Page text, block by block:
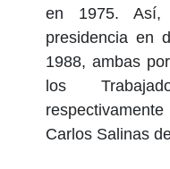
en 1975. Así,
presidencia en
1988, ambas
los
Carlos Salinas